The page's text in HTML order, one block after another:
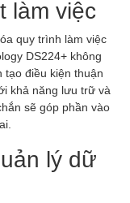
làm việc
quy trình làm việc
DS224+ không
tạo điều kiện thuận
khả năng lưu trữ và
sẽ góp phần vào
lý dữ